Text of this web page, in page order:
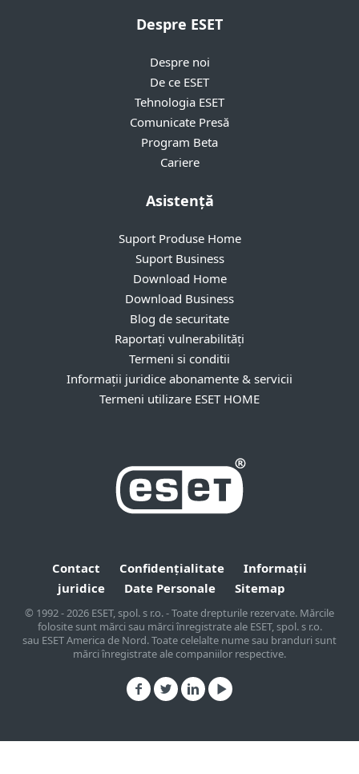
Despre ESET
Despre noi
De ce ESET
Tehnologia ESET
Comunicate Presă
Program Beta
Cariere
Asistență
Suport Produse Home
Suport Business
Download Home
Download Business
Blog de securitate
Raportați vulnerabilități
Termeni si conditii
Informații juridice abonamente & servicii
Termeni utilizare ESET HOME
Contact Confidențialitate
Informații
juridice
Date Personale Sitemap
© 1992 - 2026 ESET, spol. s r.o. - Toate drepturile rezervate. Mărcile
folosite sunt mărci sau mărci înregistrate ale ESET, spol. s r.o.
sau ESET America de Nord. Toate celelalte nume sau branduri sunt
mărci înregistrate ale companiilor respective.